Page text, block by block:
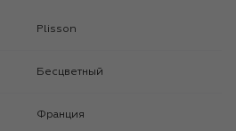
Plisson
Бесцветный
Франция